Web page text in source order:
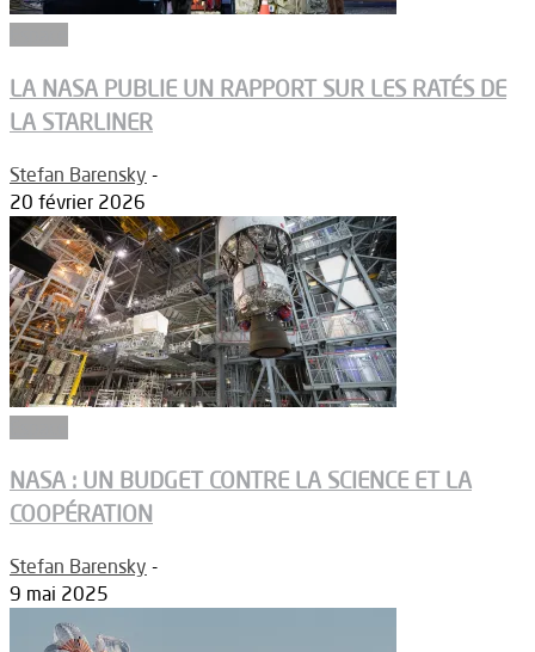
LA NASA PUBLIE UN RAPPORT SUR LES RATÉS DE
LA STARLINER
Stefan Barensky -
20 février 2026
NASA : UN BUDGET CONTRE LA SCIENCE ET LA
COOPÉRATION
Stefan Barensky -
9 mai 2025